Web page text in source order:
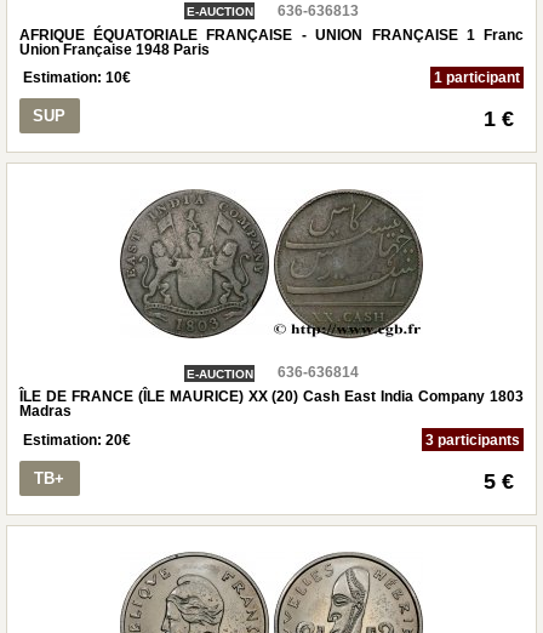
E-AUCTION
636-636813
AFRIQUE ÉQUATORIALE FRANÇAISE - UNION FRANÇAISE 1 Franc
Union Française 1948 Paris
Estimation: 10€ 1 participant
SUP 1 €
E-AUCTION
636-636814
ÎLE DE FRANCE (ÎLE MAURICE) XX (20) Cash East India Company 1803
Madras
Estimation: 20€ 3 participants
TB+ 5 €